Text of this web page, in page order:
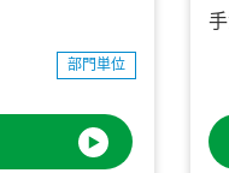
部門単位